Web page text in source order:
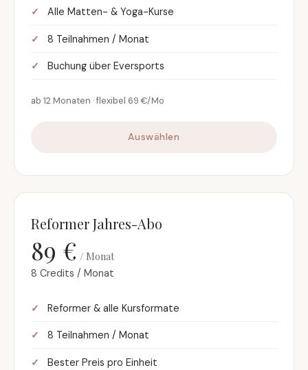
Alle Matten- & Yoga-Kurse
8 Teilnahmen / Monat
Buchung über Eversports
ab 12 Monaten · flexibel 69 €/Mo
Auswählen
Reformer Jahres-Abo
89 € / Monat
8 Credits / Monat
Reformer & alle Kursformate
8 Teilnahmen / Monat
Bester Preis pro Einheit